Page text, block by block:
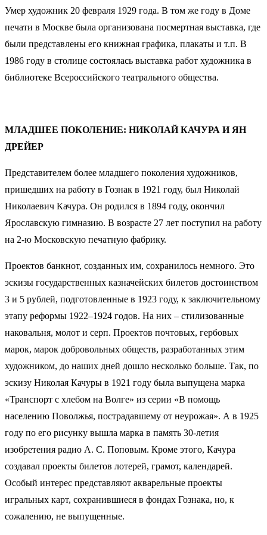
Умер художник 20 февраля 1929 года. В том же году в Доме
печати в Москве была организована посмертная выставка, где
были представлены его книжная графика, плакаты и т.п. В
1986 году в столице состоялась выставка работ художника в
библиотеке Всероссийского театрального общества.
МЛАДШЕЕ ПОКОЛЕНИЕ: НИКОЛАЙ КАЧУРА И ЯН
ДРЕЙЕР
Представителем более младшего поколения художников,
пришедших на работу в Гознак в 1921 году, был Николай
Николаевич Качура. Он родился в 1894 году, окончил
Ярославскую гимназию. В возрасте 27 лет поступил на работу
на 2-ю Московскую печатную фабрику.
Проектов банкнот, созданных им, сохранилось немного. Это
эскизы государственных казначейских билетов достоинством
3 и 5 рублей, подготовленные в 1923 году, к заключительному
этапу реформы 1922–1924 годов. На них – стилизованные
наковальня, молот и серп. Проектов почтовых, гербовых
марок, марок добровольных обществ, разработанных этим
художником, до наших дней дошло несколько больше. Так, по
эскизу Николая Качуры в 1921 году была выпущена марка
«Транспорт с хлебом на Волге» из серии «В помощь
населению Поволжья, пострадавшему от неурожая». А в 1925
году по его рисунку вышла марка в память 30-летия
изобретения радио А. С. Поповым. Кроме этого, Качура
создавал проекты билетов лотерей, грамот, календарей.
Особый интерес представляют акварельные проекты
игральных карт, сохранившиеся в фондах Гознака, но, к
сожалению, не выпущенные.